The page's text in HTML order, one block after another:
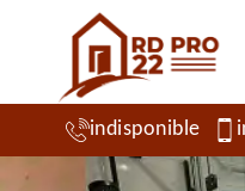
indisponible